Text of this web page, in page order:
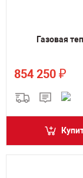
Газовая
854 250 ₽